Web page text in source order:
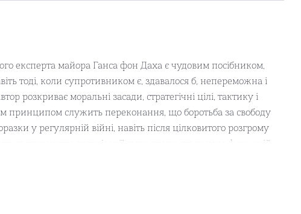
експерта майора Ганса фон Даха є чудовим посібником,
тоді, коли супротивником є, здавалося б, непереможна і
розкриває моральні засади, стратегічні цілі, тактику і
принципом служить переконання, що боротьба за свободу
у регулярній війні, навіть після цілковитого розгрому
принципи організації руху опору, створення формацій
харчами, здійснення диверсій, засідок, методи